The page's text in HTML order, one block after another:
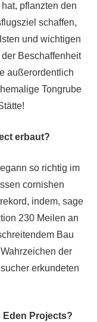
pflanzten den
schaffen,
und wichtigen
Beschaffenheit
außerordentlich
Tongrube
erbaut?
so richtig im
cornishen
indem, sage
230 Meilen an
Bau
der
erkundeten
Eden Projects?